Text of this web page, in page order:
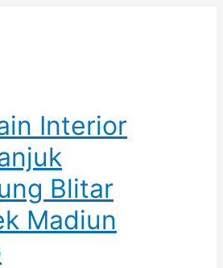
Interior
Blitar
Madiun